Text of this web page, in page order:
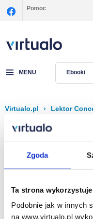
Zgoda
Ta strona
Podobnie jak w innych
na www.virtualo.pl
Pomoc
MENU Ebooki
Virtualo.pl › Lektor
Filtruj